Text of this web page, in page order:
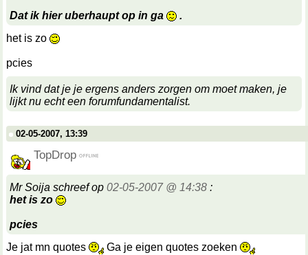
Dat ik hier uberhaupt op in ga
.
het is zo
pcies
Ik vind dat je je ergens anders zorgen om moet maken, je
lijkt nu echt een forumfundamentalist.
02-05-2007, 13:39
TopDrop
Mr Soija schreef op 02-05-2007 @ 14:38 :
het is zo
pcies
Je jat mn quotes
Ga je eigen quotes zoeken